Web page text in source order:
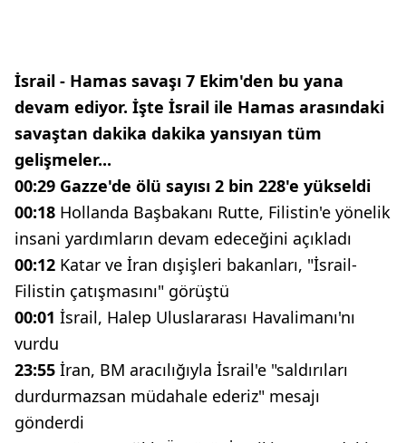
İsrail - Hamas savaşı 7 Ekim'den bu yana
devam ediyor. İşte İsrail ile Hamas arasındaki
savaştan dakika dakika yansıyan tüm
gelişmeler...
00:29 Gazze'de ölü sayısı 2 bin 228'e yükseldi
00:18 Hollanda Başbakanı Rutte, Filistin'e yönelik
insani yardımların devam edeceğini açıkladı
00:12 Katar ve İran dışişleri bakanları, "İsrail-
Filistin çatışmasını" görüştü
00:01 İsrail, Halep Uluslararası Havalimanı'nı
vurdu
23:55 İran, BM aracılığıyla İsrail'e "saldırıları
durdurmazsan müdahale ederiz" mesajı
gönderdi